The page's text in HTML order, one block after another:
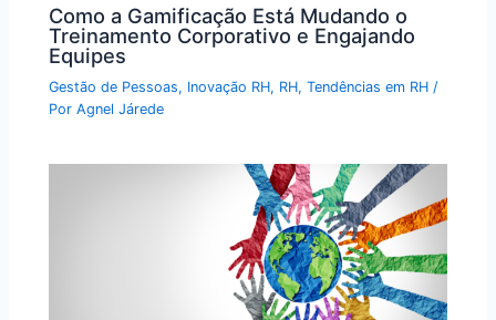
Como a Gamificação Está Mudando o
Treinamento Corporativo e Engajando
Equipes
Gestão de Pessoas, Inovação RH, RH,Tendências em RH /
PorAgnel Járede